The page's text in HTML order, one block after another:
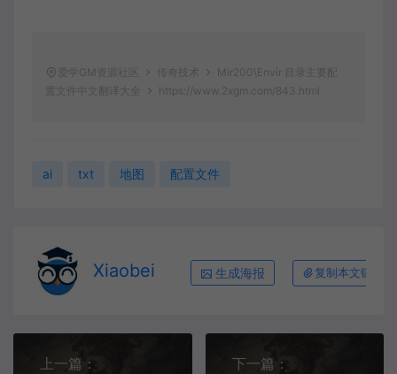
爱学GM资源社区 传奇技术
Mir200\Envir 目录主要配
置文件中文翻译大全
https://www.2xgm.com/843.html
ai txt 地图 配置文件
Xiaobei 生成海报 复制本文链接
上一篇：
下一篇：